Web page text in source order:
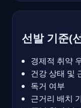
선발 기준(
경제적 취약
건강 상태 및
독거 여부
근거리 배치